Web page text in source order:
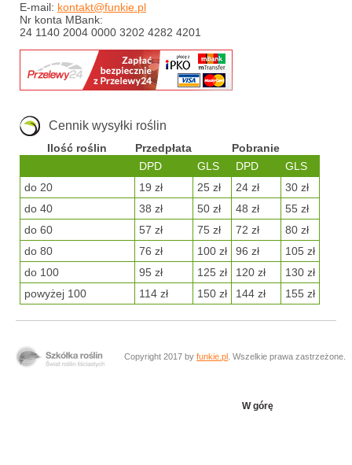
E-mail: kontakt@funkie.pl
Nr konta MBank:
24 1140 2004 0000 3202 4282 4201
Cennik wysyłki roślin
Ilość roślin Przedpłata
Pobranie
DPD
GLS DPD
GLS
do 20
19 zł 25 zł 24 zł
30 zł
do 40
38 zł 50 zł 48 zł
55 zł
do 60
57 zł 75 zł 72 zł
80 zł
do 80
76 zł 100 zł 96 zł
105 zł
do 100
95 zł 125 zł 120 zł
130 zł
powyżej 100
114 zł 150 zł 144 zł 155 zł
Copyright 2017 by funkie.pl . Wszelkie prawa zastrzeżone.
W górę